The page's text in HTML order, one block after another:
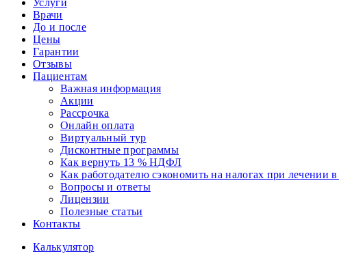
Услуги
Врачи
До и после
Цены
Гарантии
Отзывы
Пациентам
Важная информация
Акции
Рассрочка
Онлайн оплата
Виртуальный тур
Дисконтные программы
Как вернуть 13 % НДФЛ
Как работодателю сэкономить на налогах при лечении
Вопросы и ответы
Лицензии
Полезные статьи
Контакты
Калькулятор